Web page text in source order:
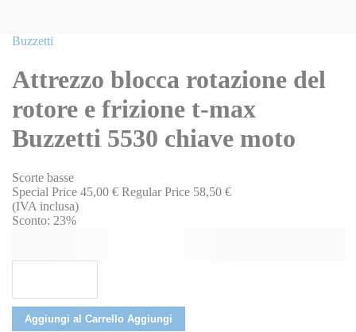
Vai
della
galleria
immagini
Buzzetti
Attrezzo blocca rotazione del
rotore e frizione t-max
Buzzetti 5530 chiave moto
Scorte basse
Special Price 45,00 € Regular Price 58,50 €
(IVA inclusa)
Sconto: 23%
Aggiungi al Carrello Aggiungi